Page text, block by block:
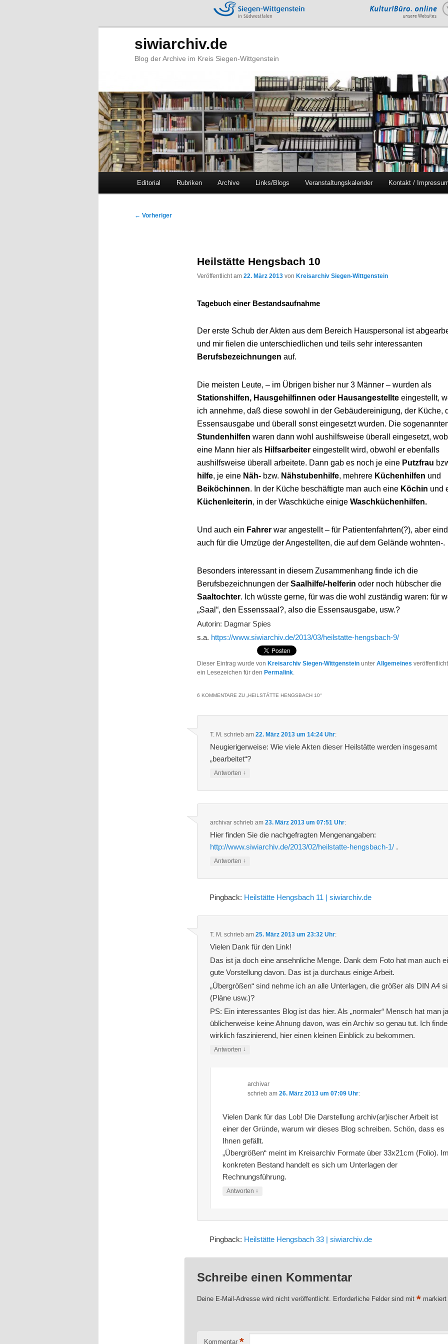
siwiarchiv.de
Blog der Archive im Kreis Siegen-Wittgenstein
Zum
Zum
Editorial Rubriken Archive Links/Blogs Veranstaltungskalender Kontakt /
Beitragsnavigation
← Vorheriger
Heilstätte Hengsbach 10
Veröffentlicht am22. März 2013 vonKreisarchiv Siegen-Wittgenstein
Tagebuch einer Bestandsaufnahme
Der erste Schub der Akten aus dem Bereich Hauspersonal ist
und mir fielen die unterschiedlichen und teils sehr interessanten
Berufsbezeichnungen auf.
Die meisten Leute, – im Übrigen bisher nur 3 Männer – wurden als
Stationshilfen, Hausgehilfinnen oder Hausangestellteeingestellt,
ich annehme, daß diese sowohl in der Gebäudereinigung, der Küche,
Essensausgabe und überall sonst eingesetzt wurden. Die
Stundenhilfenwaren dann wohl aushilfsweise überall eingesetzt,
eine Mann hier als Hilfsarbeitereingestellt wird, obwohl er ebenfalls
aushilfsweise überall arbeitete. Dann gab es noch je eine Putzfrau
hilfe, je eine Näh- bzw. Nähstubenhilfe, mehrere Küchenhilfen und
Beiköchinnen. In der Küche beschäftigte man auch eine Köchin und
Küchenleiterin, in der Waschküche einigeWaschküchenhilfen.
Und auch ein Fahrerwar angestellt – für Patientenfahrten(?), aber
auch für die Umzüge der Angestellten, die auf dem Gelände wohnten-.
Besonders interessant in diesem Zusammenhang finde ich die
Berufsbezeichnungen derSaalhilfe/-helferinoder noch hübscher die
Saaltochter. Ich wüsste gerne, für was die wohl zuständig waren: für
„Saal“, den Essenssaal?, also die Essensausgabe, usw.?
Autorin: Dagmar Spies
s.a. https://www.siwiarchiv.de/2013/03/heilstatte-hengsbach-9/
Dieser Eintrag wurde von Kreisarchiv Siegen-Wittgenstein unterAllgemeines
ein Lesezeichen für den Permalink.
6 KOMMENTARE ZU „HEILSTÄTTE HENGSBACH 10“
T. M. schrieb am 22. März 2013 um 14:24 Uhr:
Neugierigerweise: Wie viele Akten dieser Heilstätte werden insgesamt
„bearbeitet“?
Antworten ↓
archivar schrieb am 23. März 2013 um 07:51 Uhr:
Hier finden Sie die nachgefragten Mengenangaben:
http://www.siwiarchiv.de/2013/02/heilstatte-hengsbach-1/.
Antworten ↓
Pingback: Heilstätte Hengsbach 11 | siwiarchiv.de
T. M. schrieb am 25. März 2013 um 23:32 Uhr:
Vielen Dank für den Link!
Das ist ja doch eine ansehnliche Menge. Dank dem Foto hat man auch
gute Vorstellung davon. Das ist ja durchaus einige Arbeit.
„Übergrößen“ sind nehme ich an alle Unterlagen, die größer als DIN A4
(Pläne usw.)?
PS: Ein interessantes Blog ist das hier. Als „normaler“ Mensch hat man ja
üblicherweise keine Ahnung davon, was ein Archiv so genau tut. Ich
wirklich faszinierend, hier einen kleinen Einblick zu bekommen.
Antworten ↓
archivar
schrieb am26. März 2013 um 07:09 Uhr:
Vielen Dank für das Lob! Die Darstellung archiv(ar)ischer Arbeit ist
einer der Gründe, warum wir dieses Blog schreiben. Schön, dass es
Ihnen gefällt.
„Übergrößen“ meint im Kreisarchiv Formate über 33x21cm (Folio).
konkreten Bestand handelt es sich um Unterlagen der
Rechnungsführung.
Antworten ↓
Pingback: Heilstätte Hengsbach 33 | siwiarchiv.de
Schreibe einen Kommentar
Deine E-Mail-Adresse wird nicht veröffentlicht. Erforderliche Felder sind mit* markiert
Kommentar